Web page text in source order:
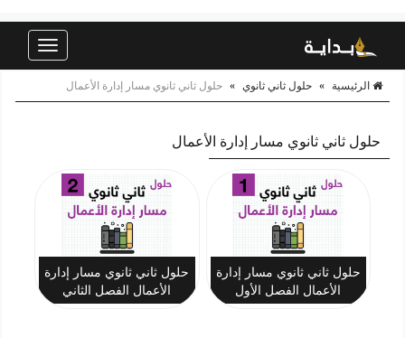
Toggle
الرئيسية » حلول ثاني ثانوي » حلول ثاني ثانوي مسار إدارة الأعمال
حلول ثاني ثانوي مسار إدارة الأعمال
حلول ثاني ثانوي مسار إدارة
الأعمال الفصل الأول
حلول ثاني ثانوي مسار إدارة
الأعمال الفصل الثاني